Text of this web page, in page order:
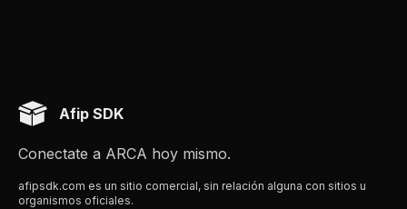
Afip SDK
Conectate a ARCA hoy mismo.
afipsdk.com es un sitio comercial, sin relación alguna con sitios u
organismos oficiales.